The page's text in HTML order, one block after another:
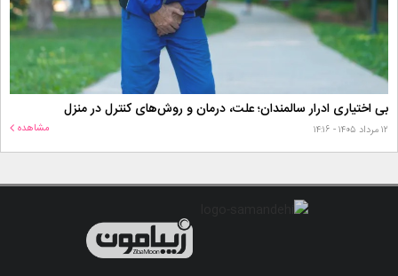
بی اختیاری ادرار سالمندان؛ علت، درمان و روش‌های کنترل در منزل
۱۲ مرداد ۱۴۰۵ - ۱۴:۱۶ مشاهده